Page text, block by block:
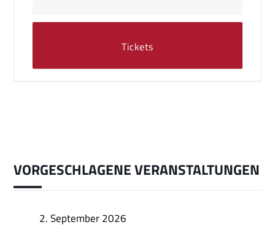
Tickets
VORGESCHLAGENE VERANSTALTUNGEN
2. September 2026